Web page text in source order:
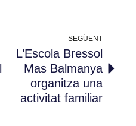
SEGÜENT
L’Escola Bressol
Mas Balmanya
organitza una
activitat familiar